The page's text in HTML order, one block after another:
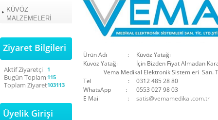
KÜVÖZ
MALZEMELERİ
Ziyaret Bilgileri
Aktif Ziyaretçi 1
Bugün Toplam 115
Toplam Ziyaret103113
Üyelik Girişi
Ürün Adı :
Küvöz Yatağı
Küvöz Yatağı
İçin Bizden Fiyat Almadan
Vema Medikal Elektronik Sistemleri San.
Tel :
0312 485 28 80
WhatsApp :
0553 027 98 03
E Mail :
satis@vemamedikal.com.tr